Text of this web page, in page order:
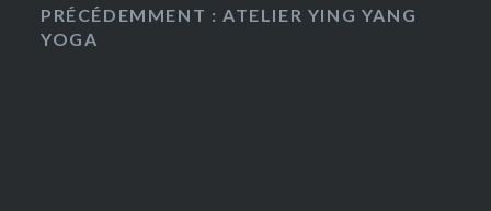
PRÉCÉDEMMENT : ATELIER YING YANG
YOGA